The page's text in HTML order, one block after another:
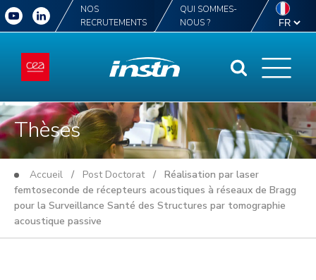
NOS
RECRUTEMENTS
QUI SOMMES-
NOUS ?
Thèses
Accueil / Post Doctorat/ Réalisation par laser
femtoseconde de récepteurs acoustiques à réseaux de Bragg
pour la Surveillance Santé des Structures par tomographie
acoustique passive